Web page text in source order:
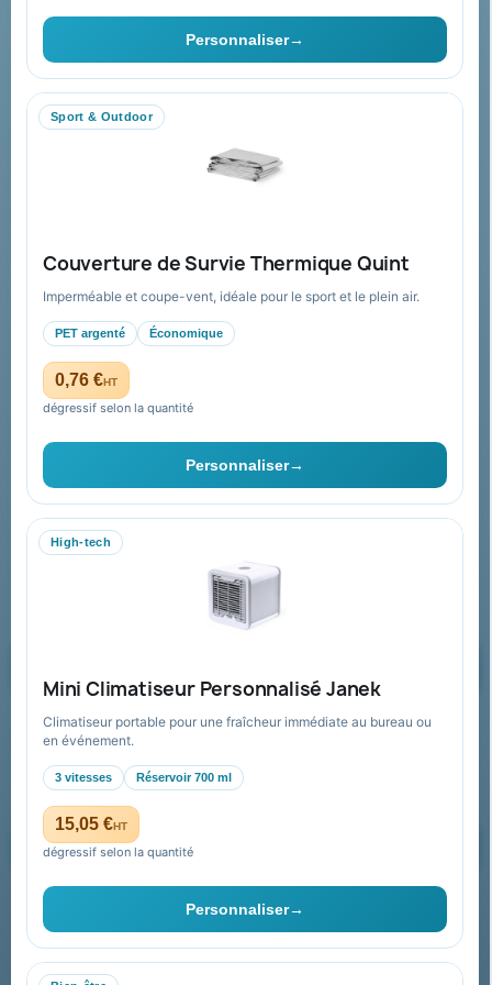
Personnaliser→
Sport & Outdoor
Couverture de Survie Thermique Quint
Imperméable et coupe-vent, idéale pour le sport et le plein air.
PET argenté Économique
0,76 €HT
dégressif selon la quantité
Personnaliser→
High-tech
Mini Climatiseur Personnalisé Janek
Climatiseur portable pour une fraîcheur immédiate au bureau ou
en événement.
3 vitesses Réservoir 700 ml
15,05 €HT
dégressif selon la quantité
Personnaliser→
Ils nous ont fait confiance
Livraison
Nous contacter
FAQ sur Promenoch Goodies Pub France
Conditions de retour
Paiement sécurisé
Plan du site
Contact & devis
06 09 53 17 41
WhatsApp
equipe@promenoch-goodies.com
Recevez nos offres spéciales
Vous pouvez vous désinscrire à tout moment. Vous trouverez pour
cela nos informations de contact dans les conditions d'utilisation du
site.